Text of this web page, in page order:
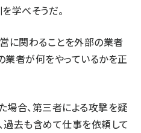
学べそうだ。
に関わることを外部の業者
業者が何をやっているかを正
場合、第三者による攻撃を疑
過去も含めて仕事を依頼して